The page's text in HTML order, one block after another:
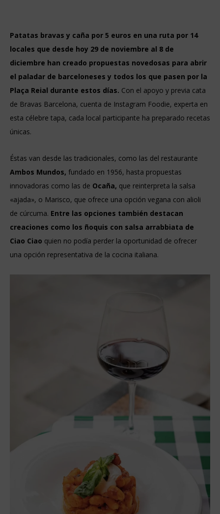
Patatas bravas y caña por 5 euros en una ruta por 14
locales que desde hoy 29 de noviembre al 8 de
diciembre han creado propuestas novedosas para abrir
el paladar de barceloneses y todos los que pasen por la
Plaça Reial durante estos días. Con el apoyo y previa cata
de Bravas Barcelona, cuenta de Instagram Foodie, experta en
esta célebre tapa, cada local participante ha preparado recetas
únicas.
Éstas van desde las tradicionales, como las del restaurante
Ambos Mundos, fundado en 1956, hasta propuestas
innovadoras como las de Ocaña, que reinterpreta la salsa
«ajada», o Marisco, que ofrece una opción vegana con alioli
de cúrcuma. Entre las opciones también destacan
creaciones como los ñoquis con salsa arrabbiata de
Ciao Ciao quien no podía perder la oportunidad de ofrecer
una opción representativa de la cocina italiana.